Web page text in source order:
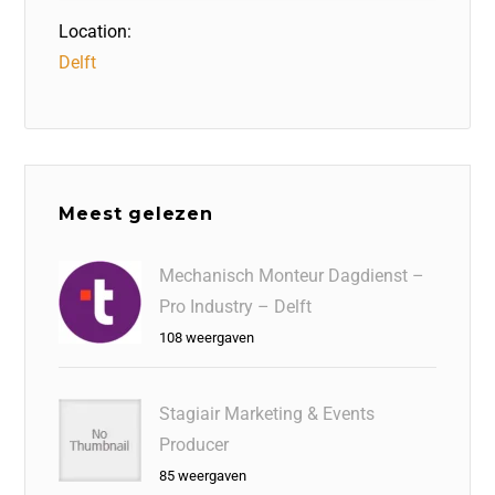
Location:
Delft
Meest gelezen
Mechanisch Monteur Dagdienst –
Pro Industry – Delft
108 weergaven
Stagiair Marketing & Events
Producer
85 weergaven